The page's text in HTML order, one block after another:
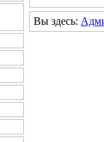
Вы здесь: